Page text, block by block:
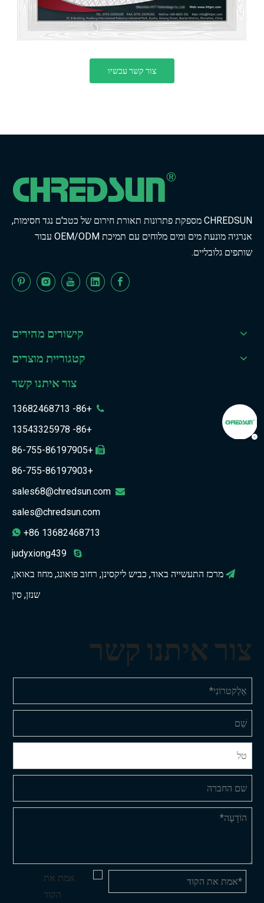
צור קשר עכשיו
CHREDSUN מספקת פתרונות תאורת חירום של כטב'ם נגד חסימות,
אנרגיה מונעת מים ומים מלוחים עם תמיכת OEM/ODM עבור
שותפים גלובליים.
קישורים מהירים
קטגוריית מוצרים
צור איתנו קשר

+86- 13682468713
+86- 13543325978

+86-755-86197905
+86-755-86197903

sales68@chredsun.com
sales@chredsun.com
 +86 13682468713

judyxiong439
 מרכז התעשייה באוד, כביש ליקסינן, רחוב פואונג, מחוז באואן,
שנזן, סין
צור איתנו קשר